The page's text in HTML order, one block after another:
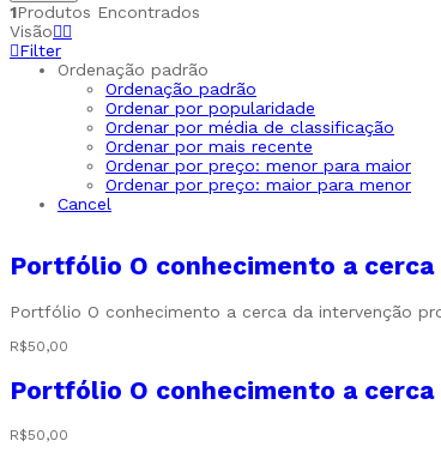
1Produtos Encontrados
Visão
Filter
Ordenação padrão
Ordenação padrão
Ordenar por popularidade
Ordenar por média de classificação
Ordenar por mais recente
Ordenar por preço: menor para maior
Ordenar por preço: maior para menor
Cancel
Portfólio O conhecimento a
Portfólio O conhecimento a cerca da intervenção
R$50,00
Portfólio O conhecimento a
R$50,00